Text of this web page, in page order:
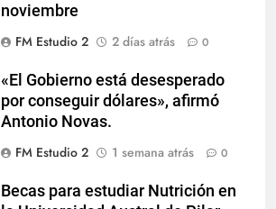
noviembre
FM Estudio 2
2 días atrás 0
«El Gobierno está desesperado
por conseguir dólares», afirmó
Antonio Novas.
FM Estudio 2
1 semana atrás 0
Becas para estudiar Nutrición en